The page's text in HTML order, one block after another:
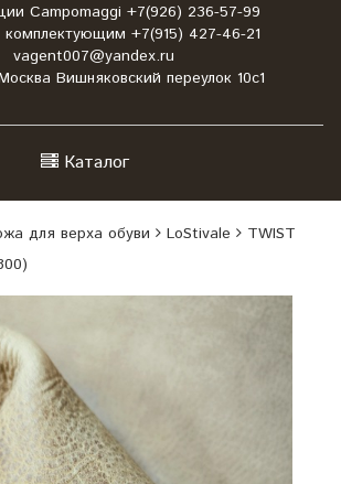
Campomaggi +7(926) 236-57-99
+7(915) 427-46-21
vagent007@yandex.ru
Вишняковский переулок 10с1
Каталог
для верха обуви LoStivale
TWIST